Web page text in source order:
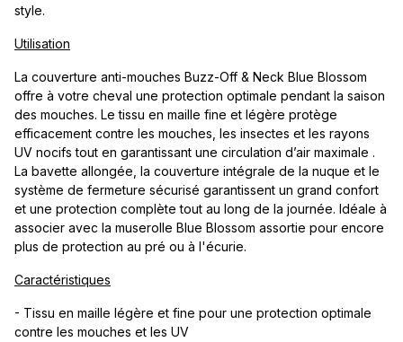
style.
Utilisation
La couverture anti-mouches Buzz-Off & Neck Blue Blossom
offre à votre cheval une protection optimale pendant la saison
des mouches. Le tissu en maille fine et légère protège
efficacement contre les mouches, les insectes et les rayons
UV nocifs tout en garantissant une circulation d’air maximale .
La bavette allongée, la couverture intégrale de la nuque et le
système de fermeture sécurisé garantissent un grand confort
et une protection complète tout au long de la journée. Idéale à
associer avec la muserolle Blue Blossom assortie pour encore
plus de protection au pré ou à l'écurie.
Caractéristiques
- Tissu en maille légère et fine pour une protection optimale
contre les mouches et les UV